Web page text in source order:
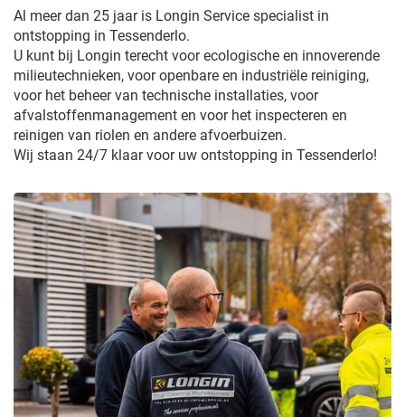
Al meer dan 25 jaar is Longin Service specialist in
ontstopping in Tessenderlo.
U kunt bij Longin terecht voor ecologische en innoverende
milieutechnieken, voor openbare en industriële reiniging,
voor het beheer van technische installaties, voor
afvalstoffenmanagement en voor het inspecteren en
reinigen van riolen en andere afvoerbuizen.
Wij staan 24/7 klaar voor uw ontstopping in Tessenderlo!